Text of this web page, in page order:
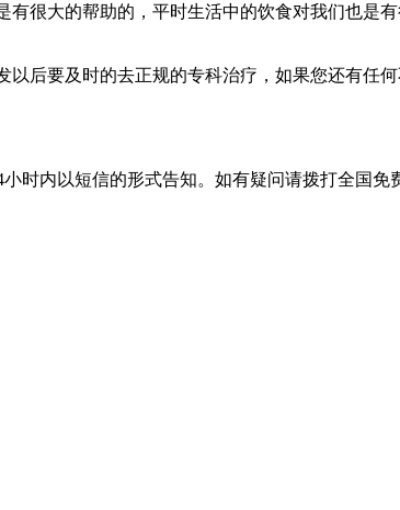
大的帮助的，平时生活中的饮食对我们也是有
后要及时的去正规的专科治疗，如果您还有任
时内以短信的形式告知。如有疑问请拨打全国免